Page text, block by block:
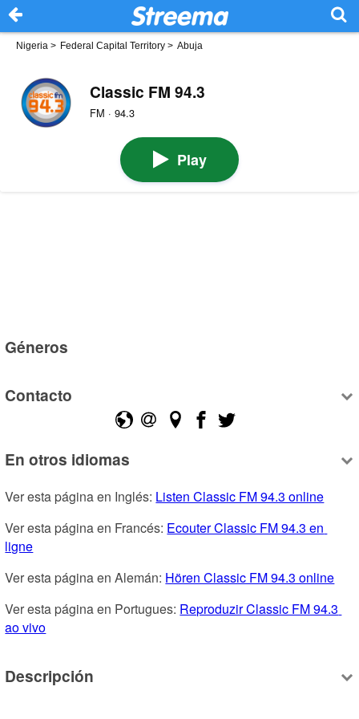
Nigeria > Federal Capital Territory > Abuja
Classic FM 94.3
FM · 94.3
Play
Géneros
Contacto
En otros idiomas
Ver esta página en Inglés: Listen Classic FM 94.3 online
Ver esta página en Francés: Ecouter Classic FM 94.3 en
ligne
Ver esta página en Alemán: Hören Classic FM 94.3 online
Ver esta página en Portugues: Reproduzir Classic FM 94.3
ao vivo
Descripción